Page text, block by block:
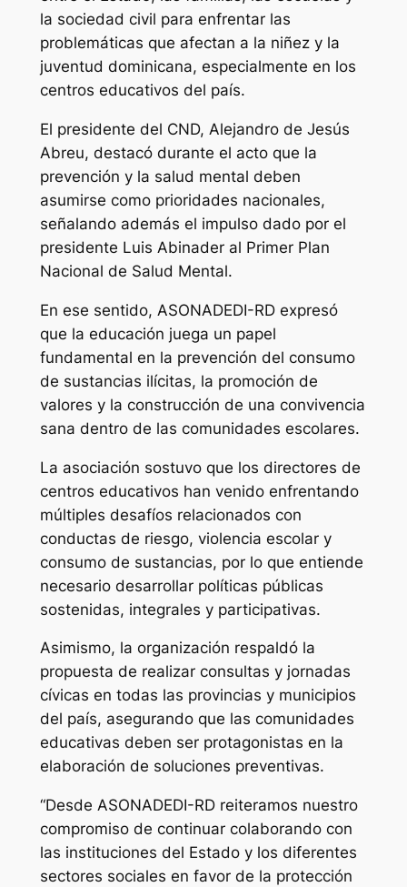
la sociedad civil para enfrentar las
problemáticas que afectan a la niñez y la
juventud dominicana, especialmente en los
centros educativos del país.
El presidente del CND, Alejandro de Jesús
Abreu, destacó durante el acto que la
prevención y la salud mental deben
asumirse como prioridades nacionales,
señalando además el impulso dado por el
presidente Luis Abinader al Primer Plan
Nacional de Salud Mental.
En ese sentido, ASONADEDI-RD expresó
que la educación juega un papel
fundamental en la prevención del consumo
de sustancias ilícitas, la promoción de
valores y la construcción de una convivencia
sana dentro de las comunidades escolares.
La asociación sostuvo que los directores de
centros educativos han venido enfrentando
múltiples desafíos relacionados con
conductas de riesgo, violencia escolar y
consumo de sustancias, por lo que entiende
necesario desarrollar políticas públicas
sostenidas, integrales y participativas.
Asimismo, la organización respaldó la
propuesta de realizar consultas y jornadas
cívicas en todas las provincias y municipios
del país, asegurando que las comunidades
educativas deben ser protagonistas en la
elaboración de soluciones preventivas.
“Desde ASONADEDI-RD reiteramos nuestro
compromiso de continuar colaborando con
las instituciones del Estado y los diferentes
sectores sociales en favor de la protección